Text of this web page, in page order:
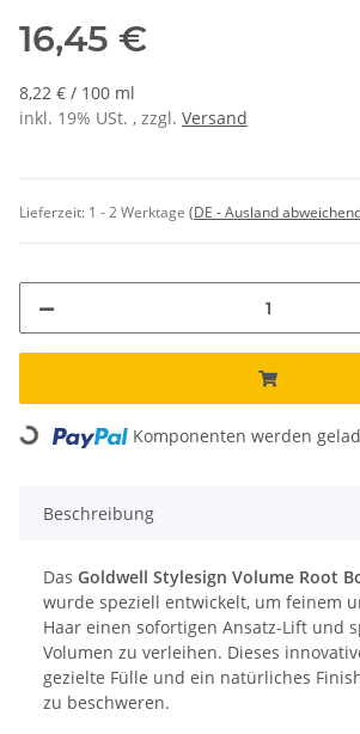
16,45 €
8,22 € / 100 ml
inkl. 19% USt. , zzgl. Versand
Lieferzeit: 1 - 2 Werktage (DE - Ausland
Loading... Komponenten werden
Beschreibung
Das Goldwell Stylesign Volume Root
wurde speziell entwickelt, um feinem
Haar einen sofortigen Ansatz-Lift und
Volumen zu verleihen. Dieses
gezielte Fülle und ein natürliches
zu beschweren.